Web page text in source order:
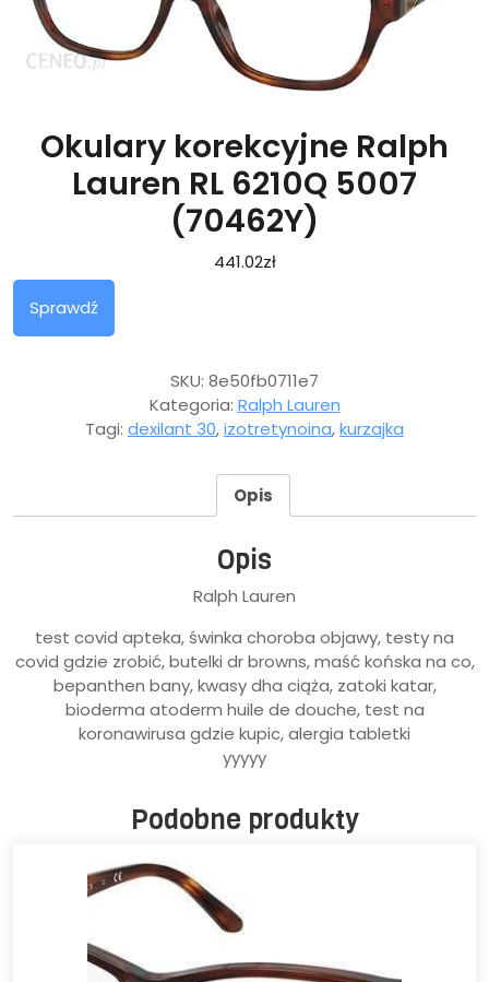
Okulary korekcyjne Ralph
Lauren RL 6210Q 5007
(70462Y)
441.02zł
Sprawdź
SKU: 8e50fb0711e7
Kategoria: Ralph Lauren
Tagi: dexilant 30,izotretynoina,kurzajka
Opis
Opis
Ralph Lauren
test covid apteka, świnka choroba objawy, testy na
covid gdzie zrobić, butelki dr browns, maść końska na co,
bepanthen bany, kwasy dha ciąża, zatoki katar,
bioderma atoderm huile de douche, test na
koronawirusa gdzie kupic, alergia tabletki
yyyyy
Podobne produkty